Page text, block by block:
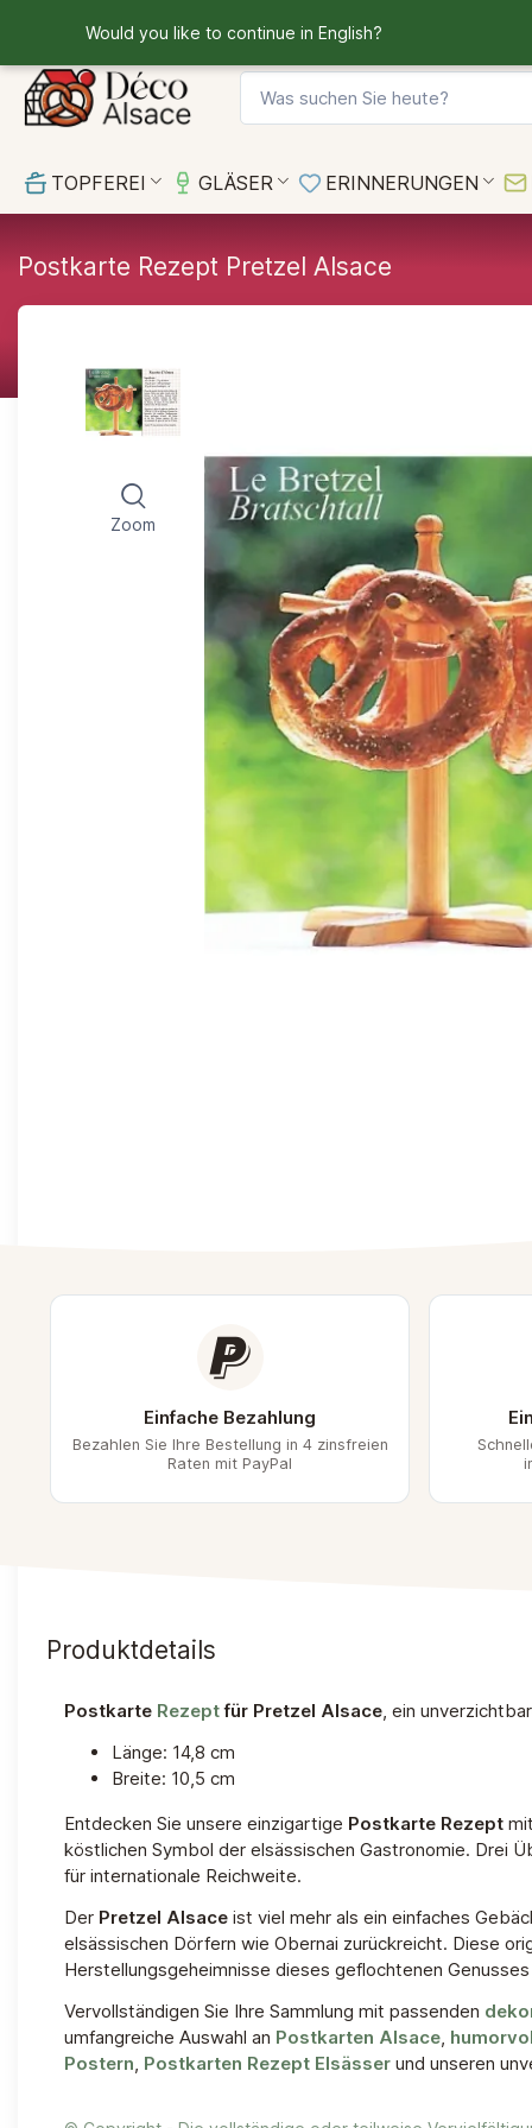
Would you like to continue in English?
Eine Frage? +33 3 67 10 33 36
TOPFEREI GLÄSER ERINNERUNGEN
Postkarte Rezept Pretzel Alsace
Zoom
Einfache Bezahlung
Bezahlen Sie Ihre Bestellung in 4 zinsfreien
Raten mit PayPal
Produktdetails
Postkarte Rezeptfür Pretzel Alsace, ein
Länge: 14,8 cm
Breite: 10,5 cm
Entdecken Sie unsere einzigartige Postkarte Rezept
köstlichen Symbol der elsässischen Gastronomie. Drei
für internationale Reichweite.
Der Pretzel Alsace ist viel mehr als ein einfaches
elsässischen Dörfern wie Obernai zurückreicht. Diese
Herstellungsgeheimnisse dieses geflochtenen
Vervollständigen Sie Ihre Sammlung mit passenden
umfangreiche Auswahl an Postkarten Alsace
Postern Postkarten Rezept Elsässer und unseren